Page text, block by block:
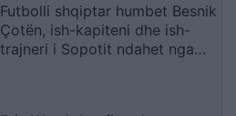
Futbolli shqiptar humbet Besnik
Çotën, ish-kapiteni dhe ish-
trajneri i Sopotit ndahet nga